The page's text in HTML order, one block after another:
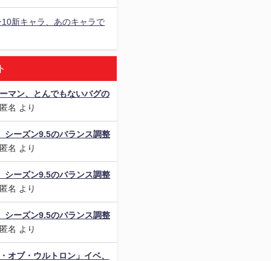
新キャラ、あのキャラで
マン、とんでもないバグの
名 より
ーズン9.5のバランス調整
名 より
ーズン9.5のバランス調整
名 より
ーズン9.5のバランス調整
名 より
オブ・ウルトロン」イベ、